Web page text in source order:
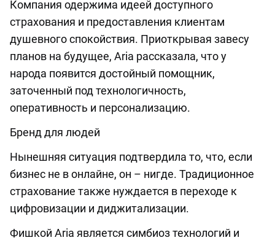
Компания одержима идеей доступного
страхования и предоставления клиентам
душевного спокойствия. Приоткрывая завесу
планов на будущее, Aria рассказала, что у
народа появится достойный помощник,
заточенный под технологичность,
оперативность и персонализацию.
Бренд для людей
Нынешняя ситуация подтвердила то, что, если
бизнес не в онлайне, он – нигде. Традиционное
страхование также нуждается в переходе к
цифровизации и диджитализации.
Фишкой Aria является симбиоз технологий и